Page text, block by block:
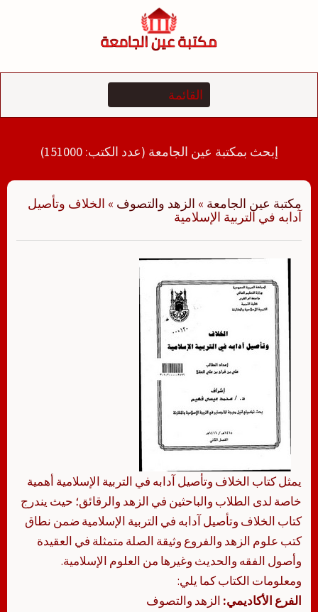
إبحث بمكتبة عين الجامعة (عدد الكتب: 151000)
مكتبة عين الجامعة » الزهد والتصوف » الخلاف وتأصيل
آدابه في التربية الإسلامية
يمثل كتاب الخلاف وتأصيل آدابه في التربية الإسلامية أهمية
خاصة لدى الطلاب والباحثين في الزهد والرقائق؛ حيث يندرج
كتاب الخلاف وتأصيل آدابه في التربية الإسلامية ضمن نطاق
كتب علوم الزهد والفروع وثيقة الصلة متمثلة في العقيدة
وأصول الفقه والحديث وغيرها من العلوم الإسلامية.
ومعلومات الكتاب كما يلي:
الفرع الأكاديمي: الزهد والتصوف